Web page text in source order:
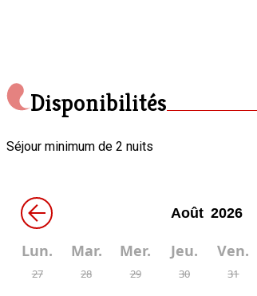
Disponibilités
Séjour minimum de 2 nuits
←
Lun. Mar. Mer. Jeu. Ven.
27 28 29 30 31